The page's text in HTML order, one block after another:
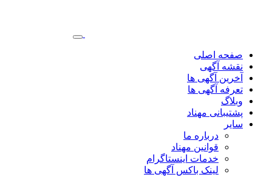
صفحه اصلی
نقشه آگهی
آخرین آگهی ها
تعرفه آگهی ها
وبلاگ
پشتیبانی مهناد
سایر
درباره ما
قوانین مهناد
خدمات اینستاگرام
لینک باکس آگهی ها